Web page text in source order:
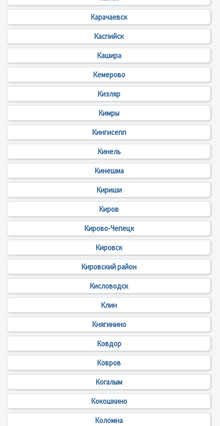
Карачаевск
Каспийск
Кашира
Кемерово
Кизляр
Кимры
Кингисепп
Кинель
Кинешма
Кириши
Киров
Кирово-Чепецк
Кировск
Кировский район
Кисловодск
Клин
Княгинино
Ковдор
Ковров
Когалым
Кокошкино
Коломна